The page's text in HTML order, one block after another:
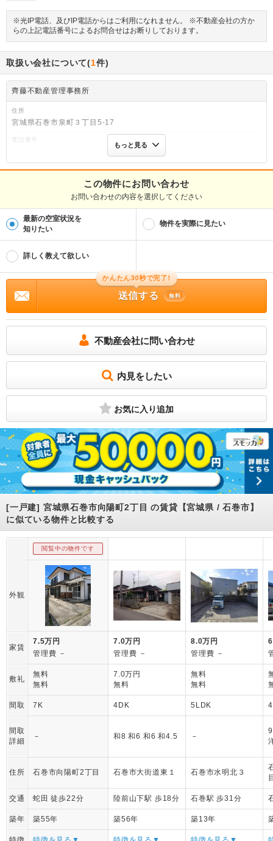
※光IP電話、及びIP電話からはご利用になれません。 ※不動産会社の方か
らの上記電話番号によるお問合せはお断りしております。
取扱い会社について(1件)
齊藤不動産管理事務所
住所
宮城県石巻市泉町３丁目5-17
電話番号
免許番号
宮城県知事免許(1)第6274号
一般
物件管理番号
066670001152983
※お問い合わせの際には、担当者へ物件管理番号をお伝えください。
0037-6008-5939
物件に関する情報
/ 礼金等 : 無料 / 敷金 : 無料、保証金等 : －、 償却、敷引 : － / 住宅総合保険等の
損害保険料 : 17,000円(2年) / その他 : 石巻市立向陽小学校が通学範囲内、学校ま
で徒歩5分。独立した機能性の高い洗面所が魅力の物件となっています。ご家族の中
い。 初回保証料:64,000円 保証会社：利用必須 初回保証料６４，０００円 / 駐車
はシステムキッチン・追い焚き・エアコンなどが揃っており、とても充実していま
す。間取りは7Kです。ここに戻ってくると、心と体が癒される。そんな環境があれ
ば日々の生活も充実してくると思いませんか。これから一緒に素敵な住まいを探し
ましょう。
もっと見る
この物件にお問い合わせ
お問い合わせの内容を選択してください
最新の空室状況を
知りたい
物件を実際に見たい
詳しく教えて欲しい
かんたん30秒で完了!
送信する 無料
不動産会社に問い合わせ
内見をしたい
お気に入り追加
[一戸建] 宮城県石巻市向陽町2丁目 の賃貸【宮城県 / 石巻市】
に似ている物件と比較する
閲覧中の物件です
外観
家賃
7.5万円
管理費 －
7.0万円
管理費 －
8.0万円
管理費 －
敷礼
無料
無料
7.0万円
無料
無料
無料
間取 7K 4DK 5LDK
間取
詳細
－ 和8 和6 和6 和4.5 －
住所 石巻市向陽町2丁目 石巻市大街道東１ 石巻市水明北３
交通 蛇田 徒歩22分 陸前山下駅 歩18分 石巻駅 歩31分
築年 築55年 築56年 築13年